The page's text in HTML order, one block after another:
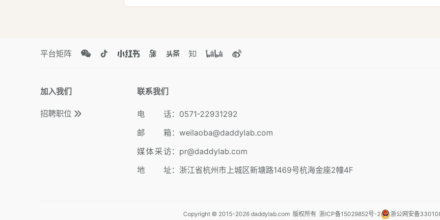
平台矩阵
加入我们
招聘职位
联系我们
电 话： 0571-22931292
邮 箱： weilaoba@daddylab.com
媒体采访： pr@daddylab.com
地 址： 浙江省杭州市上城区新塘路1469号杭海金座2幢4F
Copyright © 2015-2026daddylab.com 版权所有 浙ICP备15029852号-2 浙公网安备